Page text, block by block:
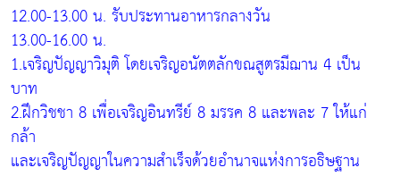
12.00-13.00 น. รับประทานอาหารกลางวัน
13.00-16.00 น.
1.เจริญปัญญาวิมุติ โดยเจริญอนัตตลักขณสูตรมีฌาน 4 เป็น
บาท
2.ฝึกวิชชา 8 เพื่อเจริญอินทรีย์ 8 มรรค 8 และพละ 7 ให้แก่
กล้า
และเจริญปัญญาในความสำเร็จด้วยอำนาจแห่งการอธิษฐาน